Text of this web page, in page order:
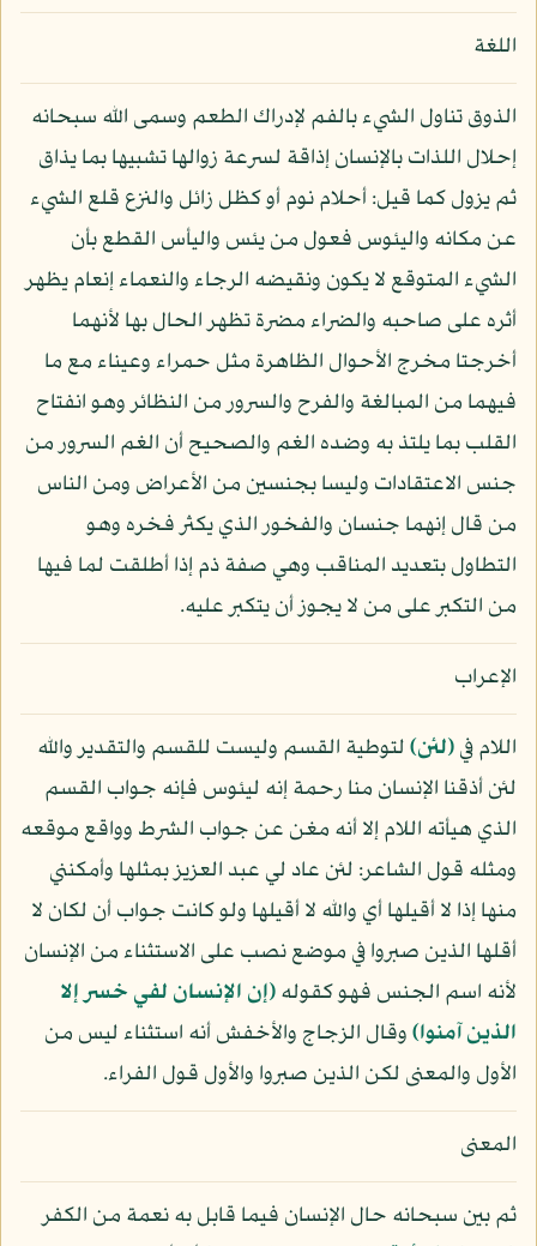
اللغة
الذوق تناول الشيء بالفم لإدراك الطعم وسمى الله سبحانه
إحلال اللذات بالإنسان إذاقة لسرعة زوالها تشبيها بما يذاق
ثم يزول كما قيل: أحلام نوم أو كظل زائل والنزع قلع الشيء
عن مكانه واليئوس فعول من يئس واليأس القطع بأن
الشيء المتوقع لا يكون ونقيضه الرجاء والنعماء إنعام يظهر
أثره على صاحبه والضراء مضرة تظهر الحال بها لأنهما
أخرجتا مخرج الأحوال الظاهرة مثل حمراء وعيناء مع ما
فيهما من المبالغة والفرح والسرور من النظائر وهو انفتاح
القلب بما يلتذ به وضده الغم والصحيح أن الغم السرور من
جنس الاعتقادات وليسا بجنسين من الأعراض ومن الناس
من قال إنهما جنسان والفخور الذي يكثر فخره وهو
التطاول بتعديد المناقب وهي صفة ذم إذا أطلقت لما فيها
من التكبر على من لا يجوز أن يتكبر عليه.
الإعراب
اللام في﴿لئن﴾لتوطية القسم وليست للقسم والتقدير والله
لئن أذقنا الإنسان منا رحمة إنه ليئوس فإنه جواب القسم
الذي هيأته اللام إلا أنه مغن عن جواب الشرط وواقع موقعه
ومثله قول الشاعر: لئن عاد لي عبد العزيز بمثلها وأمكنني
منها إذا لا أقيلها أي والله لا أقيلها ولو كانت جواب أن لكان لا
أقلها الذين صبروا في موضع نصب على الاستثناء من الإنسان
لأنه اسم الجنس فهو كقوله﴿إن الإنسان لفي خسر إلا
الذين آمنوا﴾وقال الزجاج والأخفش أنه استثناء ليس من
الأول والمعنى لكن الذين صبروا والأول قول الفراء.
المعنى
ثم بين سبحانه حال الإنسان فيما قابل به نعمة من الكفر